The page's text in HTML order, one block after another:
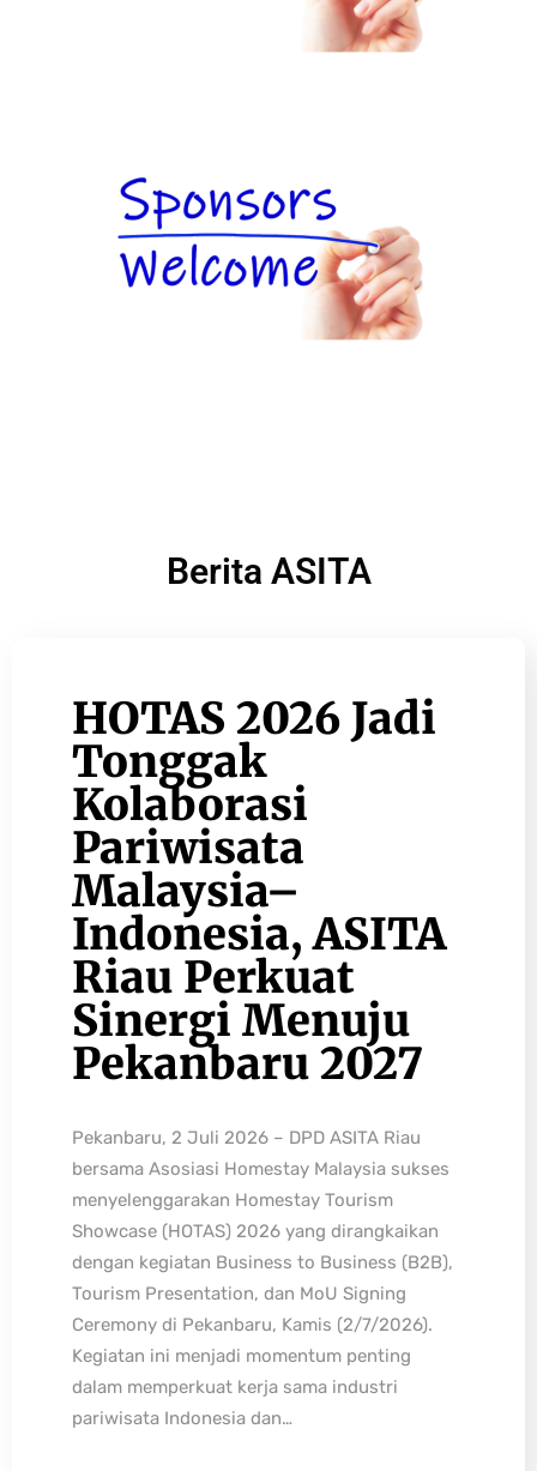
Berita ASITA
HOTAS 2026 Jadi
Tonggak
Kolaborasi
Pariwisata
Malaysia–
Indonesia, ASITA
Riau Perkuat
Sinergi Menuju
Pekanbaru 2027
Pekanbaru, 2 Juli 2026 – DPD ASITA Riau
bersama Asosiasi Homestay Malaysia sukses
menyelenggarakan Homestay Tourism
Showcase (HOTAS) 2026 yang dirangkaikan
dengan kegiatan Business to Business (B2B),
Tourism Presentation, dan MoU Signing
Ceremony di Pekanbaru, Kamis (2/7/2026).
Kegiatan ini menjadi momentum penting
dalam memperkuat kerja sama industri
pariwisata Indonesia dan…